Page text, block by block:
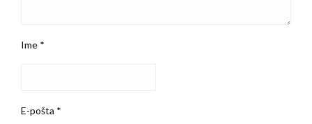
Ime *
E-pošta *